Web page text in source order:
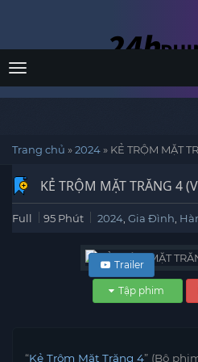
Menu
Trang chủ »2024» KẺ TRỘM MẶT
KẺ TRỘM MẶT TRĂNG 4
Full 95 Phút 2024 Gia Đình
Trailer
Tập phim
“Kẻ Trộm Mặt Trăng 4” (Bộ